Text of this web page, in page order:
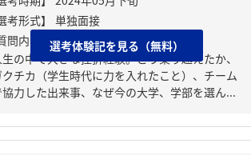
問内容・課題】
生の中で大きな挫折経験。どう乗り越えたか、
クチカ（学生時代に力を入れたこと）、チーム
協力した出来事、なぜ今の大学、学部を選ん...
選考体験記を見る（無料）